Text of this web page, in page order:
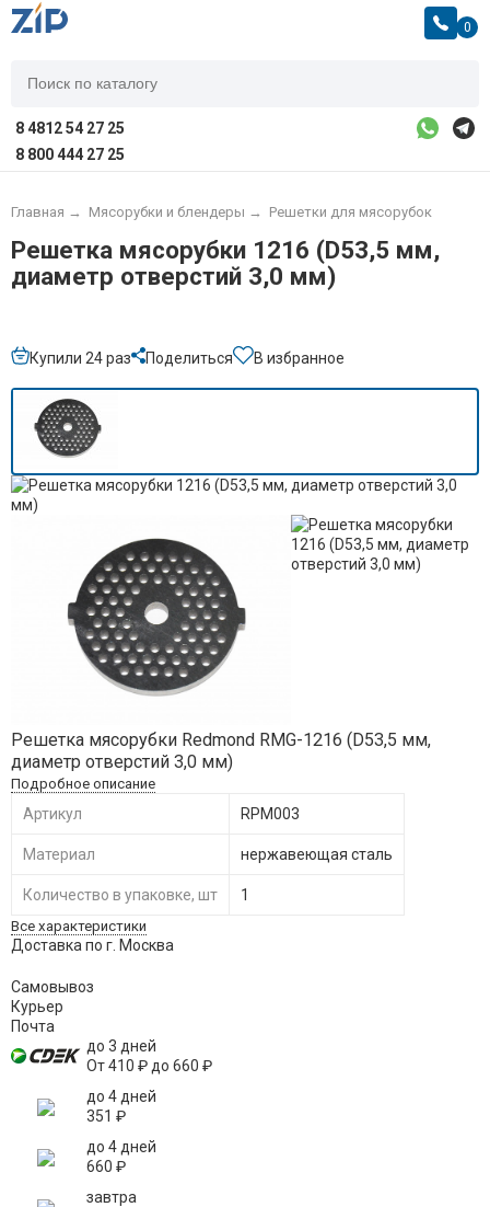
0
8 4812 54 27 25
8 800 444 27 25
Главная → Мясорубки и блендеры → Решетки для мясорубок
Решетка мясорубки 1216 (D53,5 мм,
диаметр отверстий 3,0 мм)
Купили 24 раз Поделиться В избранное
Решетка мясорубки Redmond RMG-1216 (D53,5 мм,
диаметр отверстий 3,0 мм)
Подробное описание
Артикул RPM003
Материал нержавеющая сталь
Количество в упаковке, шт 1
Все характеристики
Доставка по г. Москва
Самовывоз
Курьер
Почта
до 3 дней
От 410 ₽ до 660 ₽
до 4 дней
351 ₽
до 4 дней
660 ₽
завтра